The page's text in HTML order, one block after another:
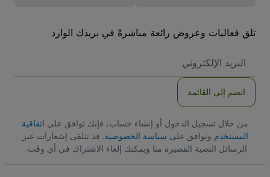
تلق فعاليات وعروض رائعة مباشرةً في بريدك الوارد
الاكتروني
انضم إلى القائمة
من خلال تسجيل الدخول أو إنشاء حساب، فإنك توافق علىاتفاقية
المستخدموتوافق علىسياسة الخصوصية. قد تتلقى إشعارات عبر
الرسائل النصية القصيرة منا ويمكنك إلغاء الاشتراك في أي وقت.